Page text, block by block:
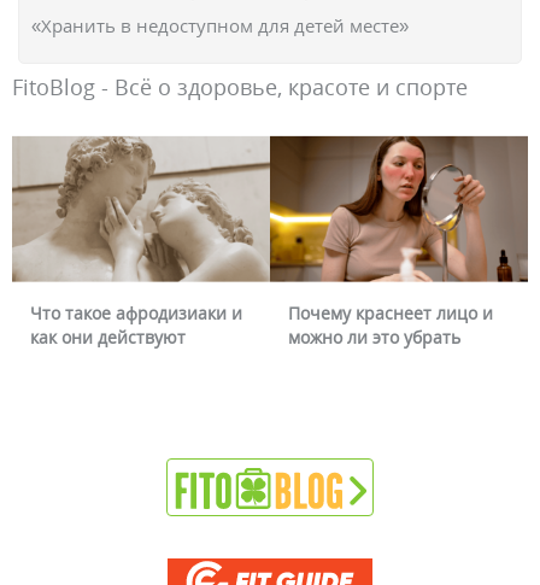
«Хранить в недоступном для детей месте»
FitoBlog - Всё о здоровье, красоте и спорте
Что такое афродизиаки и
как они действуют
Почему краснеет лицо и
можно ли это убрать